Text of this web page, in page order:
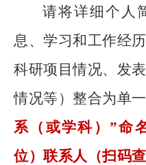
请将详细个人
息、学习和工作经
科研项目情况、发
情况等）整合为单一
系（或学科）”命
位）联系人（扫码